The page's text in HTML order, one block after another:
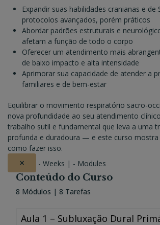
Expandir suas habilidades cranianas e
protocolos avançados, porém práticos
Abordar padrões estruturais e
afetam a função de todo o corpo
Oferecer um atendimento mais
de baixo impacto e alta intensidade
Aprimorar sua capacidade de atender a
familiares e de bem-estar
Equilibrar o movimento respiratório sacro-
nova profundidade ao seu atendimento
trabalho sutil e fundamental que leva a uma
profunda e duradoura — e este curso
como fazer isso.
× - Weeks | - Modules
Conteúdo do Curso
8 Módulos | 8 Tarefas
Aula 1 – Subluxação Dural